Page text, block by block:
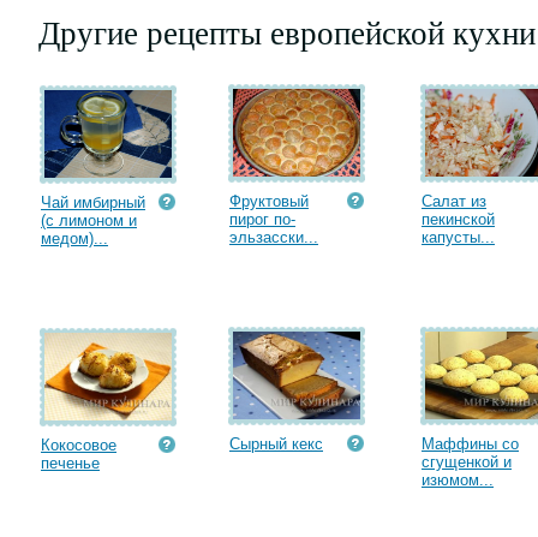
Другие рецепты европейской кухни
Чай имбирный
(с лимоном и
медом)...
Фруктовый
пирог по-
эльзасски...
Салат из
пекинской
капусты...
Кокосовое
печенье
Сырный кекс
Маффины со
сгущенкой и
изюмом...